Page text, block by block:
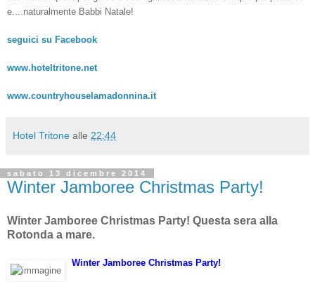
e....naturalmente Babbi Natale!
seguici su Facebook
www.hoteltritone.net
www.countryhouselamadonnina.it
Hotel Tritone alle 22:44
sabato 13 dicembre 2014
Winter Jamboree Christmas Party!
Winter Jamboree Christmas Party! Questa sera alla
Rotonda a mare.
Winter Jamboree Christmas Party!